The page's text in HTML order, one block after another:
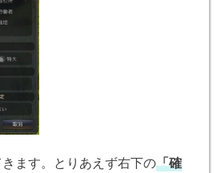
ます。とりあえず右下の「確